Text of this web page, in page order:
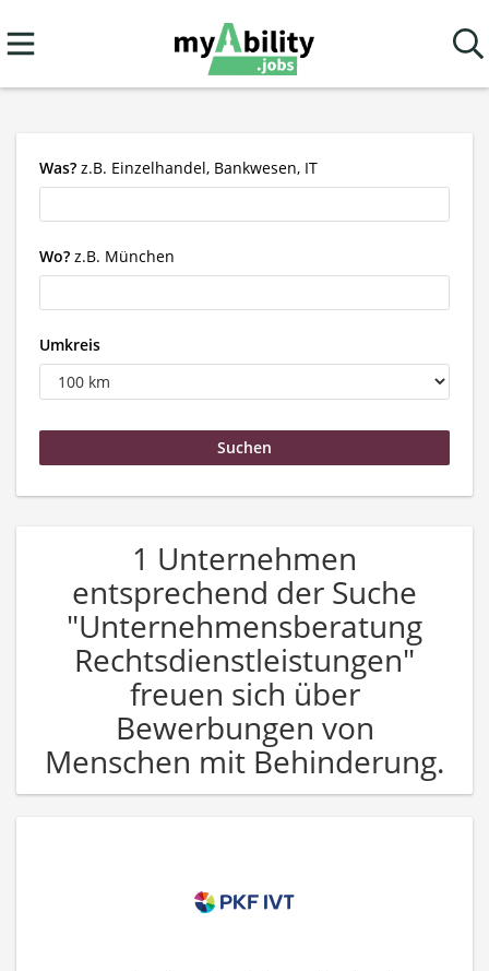
Was? z.B. Einzelhandel, Bankwesen, IT
Wo? z.B. München
Umkreis
1 Unternehmen
entsprechend der Suche
"Unternehmensberatung
Rechtsdienstleistungen"
freuen sich über
Bewerbungen von
Menschen mit Behinderung.